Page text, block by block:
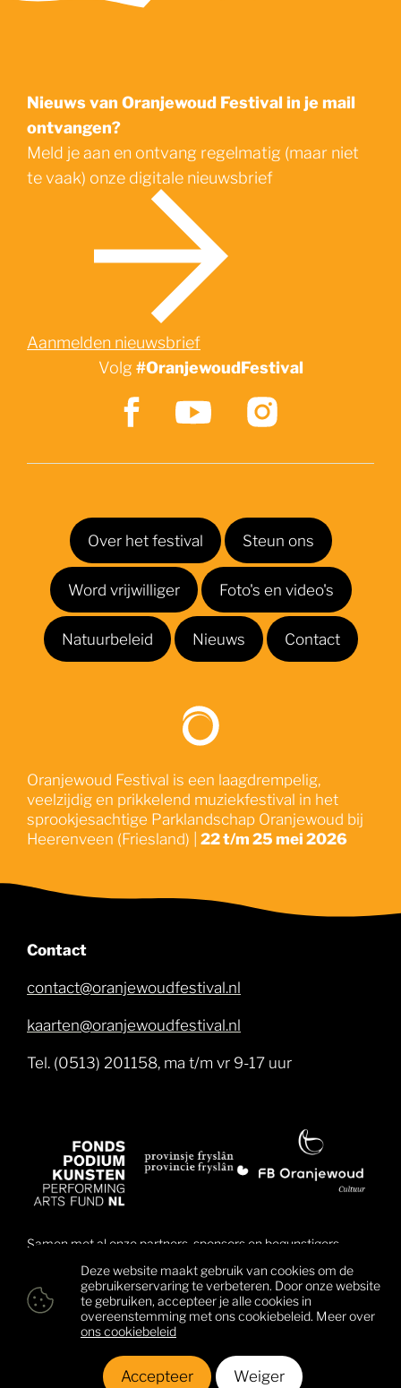
Nieuws van Oranjewoud Festival in je mail
ontvangen?
Meld je aan en ontvang regelmatig (maar niet
te vaak) onze digitale nieuwsbrief
Aanmelden nieuwsbrief
Volg #OranjewoudFestival
Over het festival Steun ons
Word vrijwilliger Foto's en video's
Natuurbeleid Nieuws Contact
Oranjewoud Festival is een laagdrempelig,
veelzijdig en prikkelend muziekfestival in het
sprookjesachtige Parklandschap Oranjewoud bij
Heerenveen (Friesland) | 22 t/m 25 mei 2026
Contact
contact@oranjewoudfestival.nl
kaarten@oranjewoudfestival.nl
Tel. (0513) 201158, ma t/m vr 9-17 uur
Samen met al onze partners, sponsors en begunstigers
mensen dichter bij elkaar. Klik hier voor een overzicht van
alle begunstigers.
© 2026 Oranjewoud Festival Colofon Privacy & cookies
Algemene voorwaarden
Deze website maakt gebruik van cookies om de
gebruikerservaring te verbeteren. Door onze website
te gebruiken, accepteer je alle cookies in
overeenstemming met ons cookiebeleid. Meer over
ons cookiebeleid
Accepteer Weiger